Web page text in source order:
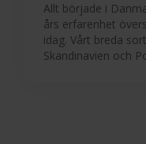
Allt började i
års erfarenhet
idag. Vårt breda
Skandinavien och